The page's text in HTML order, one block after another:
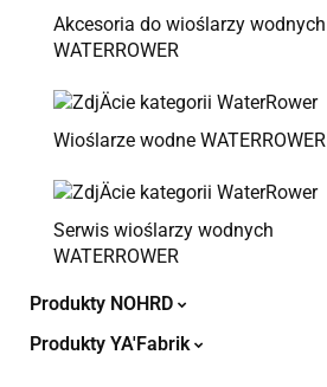
Akcesoria do wioślarzy wodnych
WATERROWER
Wioślarze wodne WATERROWER
Serwis wioślarzy wodnych
WATERROWER
Produkty NOHRD
Produkty YA'Fabrik